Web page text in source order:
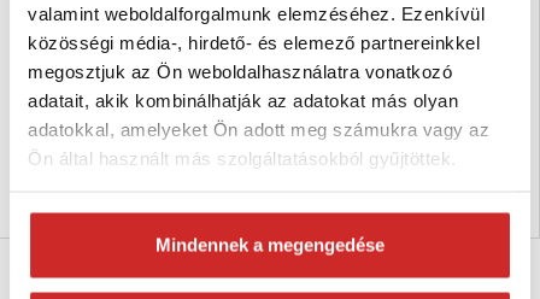
valamint weboldalforgalmunk elemzéséhez. Ezenkívül
közösségi média-, hirdető- és elemező partnereinkkel
megosztjuk az Ön weboldalhasználatra vonatkozó
adatait, akik kombinálhatják az adatokat más olyan
adatokkal, amelyeket Ön adott meg számukra vagy az
Ön által használt más szolgáltatásokból gyűjtöttek.
Mindennek a megengedése
129 Ft
Méret (axb mm): 6x40 mm
Teherbírás (kg): 200 kg
Felületkezelés: galvanikus
Raktáron 64 db
82 Ft
Méret (axb mm): 5x35 mm
Teherbírás (kg): 150 kg
Felületkezelés: galvanikus
Raktáron 106 db